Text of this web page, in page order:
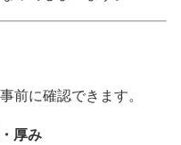
前に確認できます。
厚み